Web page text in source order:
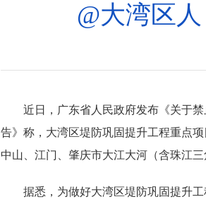
@大湾区
近日，广东省人民政府发布《关于
告》称，大湾区堤防巩固提升工程重点
中山、江门、肇庆市大江大河（含珠江
据悉，为做好大湾区堤防巩固提升